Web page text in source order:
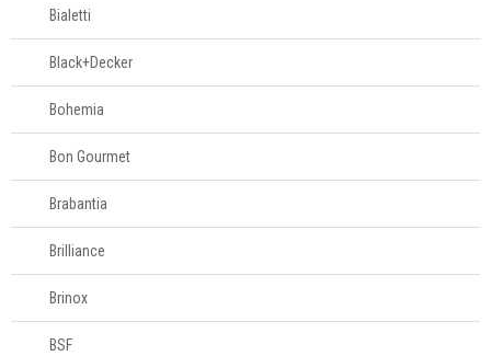
Potes para
mantimentos
Pratos para bolo
Queijeiras
Acessórios para
servir
Churrasco
Linha infantil
Bialetti
Black+Decker
Bohemia
Bon Gourmet
Brabantia
Brilliance
Brinox
BSF